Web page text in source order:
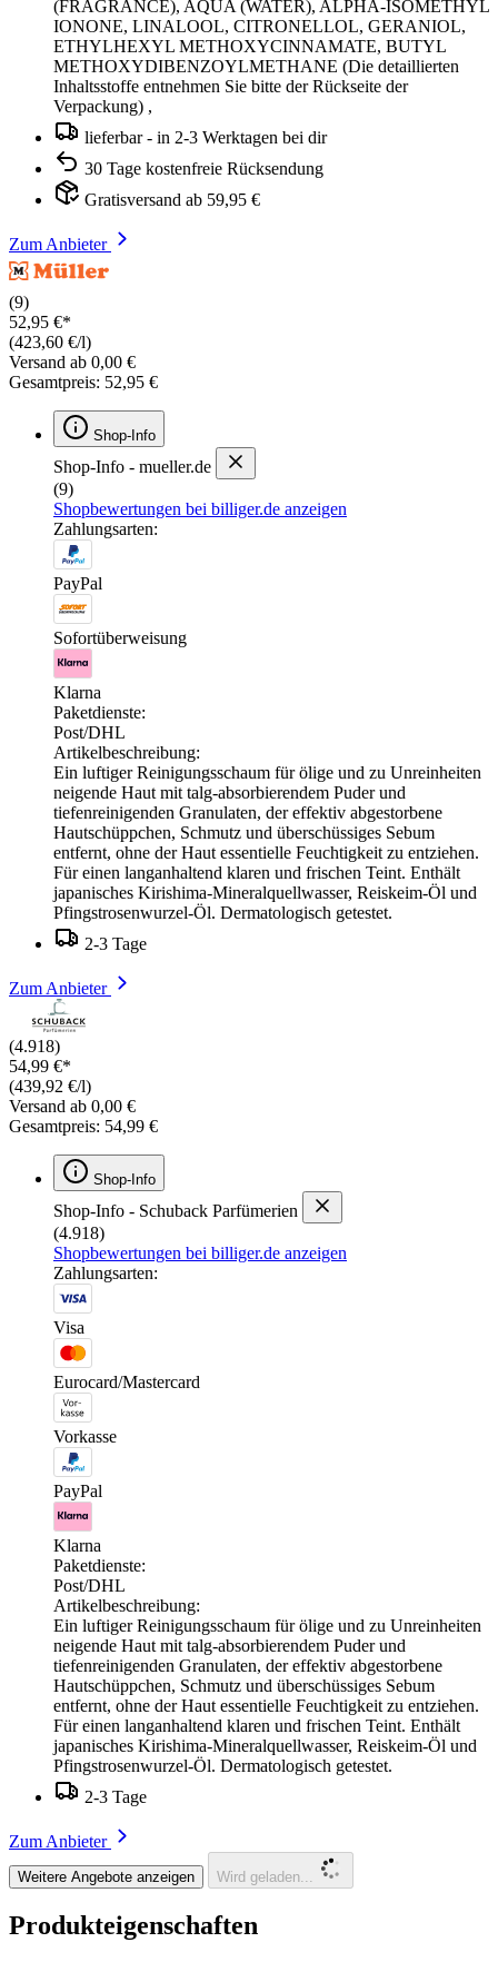
(FRAGRANCE), AQUA (WATER), ALPHA-ISOMETHYL
IONONE, LINALOOL, CITRONELLOL, GERANIOL,
ETHYLHEXYL METHOXYCINNAMATE, BUTYL
METHOXYDIBENZOYLMETHANE (Die detaillierten
Inhaltsstoffe entnehmen Sie bitte der Rückseite der
Verpackung) ,
lieferbar - in 2-3 Werktagen bei dir
30 Tage kostenfreie Rücksendung
Gratisversand ab 59,95 €
Zum Anbieter
(9)
52,95 €*
(423,60 €/l)
Versand ab 0,00 €
Gesamtpreis: 52,95 €
Shop-Info
Shop-Info - mueller.de
(9)
Shopbewertungen bei billiger.de anzeigen
Zahlungsarten:
PayPal
Sofortüberweisung
Klarna
Paketdienste:
Post/DHL
Artikelbeschreibung:
Ein luftiger Reinigungsschaum für ölige und zu Unreinheiten
neigende Haut mit talg-absorbierendem Puder und
tiefenreinigenden Granulaten, der effektiv abgestorbene
Hautschüppchen, Schmutz und überschüssiges Sebum
entfernt, ohne der Haut essentielle Feuchtigkeit zu entziehen.
Für einen langanhaltend klaren und frischen Teint. Enthält
japanisches Kirishima-Mineralquellwasser, Reiskeim-Öl und
Pfingstrosenwurzel-Öl. Dermatologisch getestet.
2-3 Tage
Zum Anbieter
(4.918)
54,99 €*
(439,92 €/l)
Versand ab 0,00 €
Gesamtpreis: 54,99 €
Shop-Info
Shop-Info - Schuback Parfümerien
(4.918)
Shopbewertungen bei billiger.de anzeigen
Zahlungsarten:
Visa
Eurocard/Mastercard
Vorkasse
PayPal
Klarna
Paketdienste:
Post/DHL
Artikelbeschreibung:
Ein luftiger Reinigungsschaum für ölige und zu Unreinheiten
neigende Haut mit talg-absorbierendem Puder und
tiefenreinigenden Granulaten, der effektiv abgestorbene
Hautschüppchen, Schmutz und überschüssiges Sebum
entfernt, ohne der Haut essentielle Feuchtigkeit zu entziehen.
Für einen langanhaltend klaren und frischen Teint. Enthält
japanisches Kirishima-Mineralquellwasser, Reiskeim-Öl und
Pfingstrosenwurzel-Öl. Dermatologisch getestet.
2-3 Tage
Zum Anbieter
Weitere Angebote anzeigen Wird geladen...
Produkteigenschaften